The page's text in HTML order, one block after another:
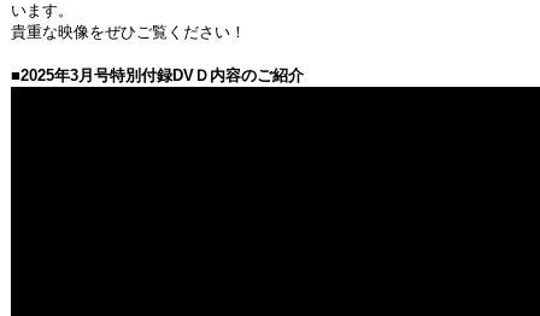
います。
貴重な映像をぜひご覧ください！
■2025年3月号特別付録DVＤ内容のご紹介